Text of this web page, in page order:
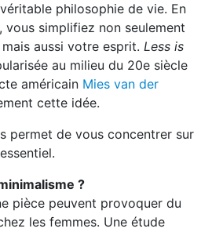
philosophie de vie. En
simplifiez non seulement
aussi votre esprit. Less is
au milieu du 20e siècle
américain Mies van der
cette idée.
permet de vous concentrer sur
?
pièce peuvent provoquer du
les femmes. Une étude